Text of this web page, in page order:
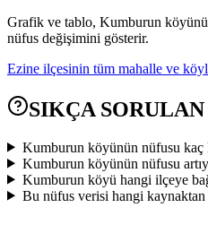
Grafik ve tablo, Kumburun
nüfus değişimini gösterir.
Ezine ilçesinin tüm mahalle ve
SIKÇA
Kumburun köyünün nüfusu kaç
Kumburun köyünün nüfusu
Kumburun köyü hangi ilçeye
Bu nüfus verisi hangi kaynaktan